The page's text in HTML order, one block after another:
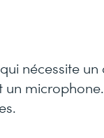
nécessite